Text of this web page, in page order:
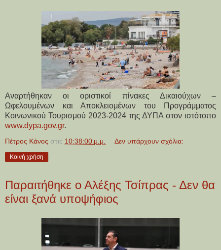
Αναρτήθηκαν οι οριστικοί πίνακες Δικαιούχων –
Ωφελουμένων και Αποκλειομένων του Προγράμματος
Κοινωνικού Τουρισμού 2023-2024 της ΔΥΠΑ στον ιστότοπο
www.dypa.gov.gr.
Πέτρος Κάνος στις 10:38:00 μ.μ. Δεν υπάρχουν σχόλια:
Κοινή χρήση
Παραιτήθηκε ο Αλέξης Τσίπρας - Δεν θα
είναι ξανά υποψήφιος